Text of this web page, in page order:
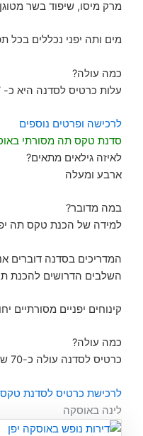
מרק מיסו, שיפוד בשר
מים ותה יפני נכללים בכל
כמה עולה?
עלות כרטיס לסדנה היא כ- 187 שקלים לאדם.
לרכישה ופרטים נוספים
סדנת טקס תה מסורתי
לאיזה גילאים מתאים?
ארבע ומעלה
במה מדובר?
למידה של הכנת טקס תה
המדריכים בסדנה דוברים
השלבים הדרושים להכנת
קינוחים יפניים
כמה עולה?
כרטיס לסדנה עולה כ-70 שקלים למשתתף.
לרכישת כרטיס לסדנת
לינה באוסקה